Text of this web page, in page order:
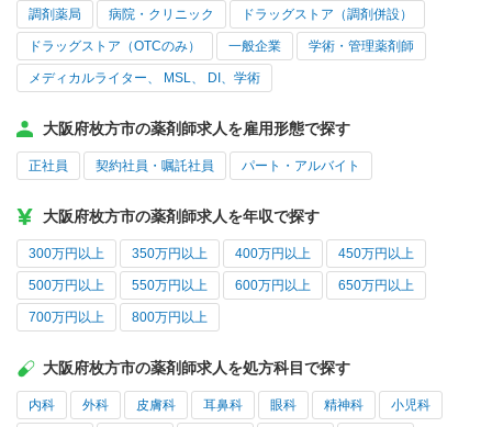
調剤薬局 病院・クリニック ドラッグストア（調剤併設）
ドラッグストア（OTCのみ） 一般企業 学術・管理薬剤師
メディカルライター、 MSL、 DI、学術
大阪府枚方市の薬剤師求人を雇用形態で探す
正社員 契約社員・嘱託社員 パート・アルバイト
大阪府枚方市の薬剤師求人を年収で探す
300万円以上 350万円以上 400万円以上 450万円以上
500万円以上 550万円以上 600万円以上 650万円以上
700万円以上 800万円以上
大阪府枚方市の薬剤師求人を処方科目で探す
内科 外科 皮膚科 耳鼻科 眼科 精神科 小児科